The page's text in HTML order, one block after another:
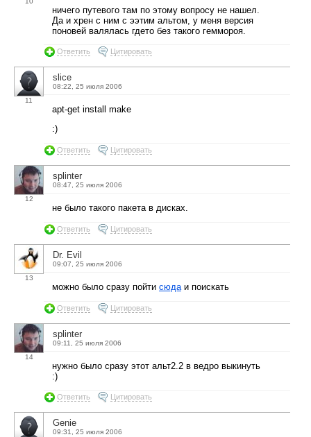
ничего путевого там по этому вопросу не нашел.
Да и хрен с ним с ээтим альтом, у меня версия
поновей валялась гдето без такого геммороя.
Ответить Цитировать
11
slice
08:22, 25 июля 2006
apt-get install make
:)
Ответить Цитировать
12
splinter
08:47, 25 июля 2006
не было такого пакета в дисках.
Ответить Цитировать
13
Dr. Evil
09:07, 25 июля 2006
можно было сразу пойти сюда и поискать
Ответить Цитировать
14
splinter
09:11, 25 июля 2006
нужно было сразу этот альт2.2 в ведро выкинуть
:)
Ответить Цитировать
Genie
09:31, 25 июля 2006